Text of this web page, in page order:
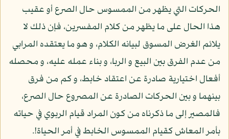
الحركات التي يظهر من الممسوس حال الصرع أو عقيب
هذا الحال على ما يظهر من كلام المفسرين، فإن ذلك لا
يلائم الغرض المسوق لبيانه الكلام، و هو ما يعتقده المرابي
من عدم الفرق بين البيع و الربا، و بناء عمله عليه، و محصله
أفعال اختيارية صادرة عن اعتقاد خابط، و كم من فرق
بينهما و بين الحركات الصادرة عن المصروع حال الصرع،
فالمصير إلى ما ذكرناه من كون المراد قيام الربوي في حياته
بأمر المعاش كقيام الممسوس الخابط في أمر الحياة!.